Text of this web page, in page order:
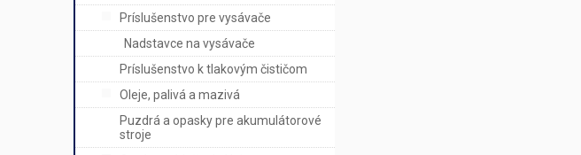
Príslušenstvo pre vysávače
Nadstavce na vysávače
Príslušenstvo k tlakovým čističom
Oleje, palivá a mazivá
Puzdrá a opasky pre akumulátorové
stroje